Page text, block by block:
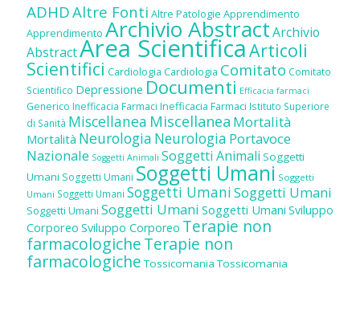
ADHDAltre Fonti Altre Patologie Apprendimento
Apprendimento Archivio AbstractArchivio
AbstractArea ScientificaArticoli
Scientifici Cardiologia Cardiologia Comitato Comitato
Scientifico Depressione Documenti Efficacia farmaci
Generico Inefficacia Farmaci Inefficacia Farmaci Istituto Superiore
di Sanità Miscellanea Miscellanea Mortalità
Mortalità Neurologia Neurologia Portavoce
Nazionale Soggetti Animali Soggetti Animali Soggetti
Umani Soggetti Umani Soggetti Umani Soggetti
Umani Soggetti Umani Soggetti UmaniSoggetti Umani
Soggetti Umani Soggetti Umani Soggetti Umani Sviluppo
Corporeo Sviluppo Corporeo Terapie non
farmacologicheTerapie non
farmacologiche Tossicomania Tossicomania